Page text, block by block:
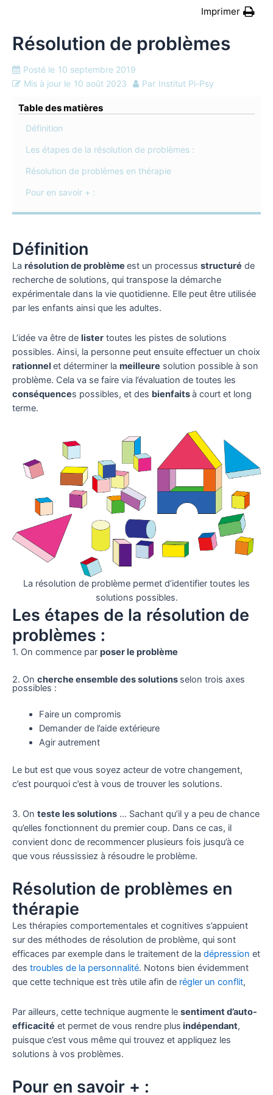
Imprimer
Résolution de problèmes
Posté le 10 septembre 2019
Mis à jour le 10 août 2023 Par Institut Pi-Psy
Table des matières
Définition
Les étapes de la résolution de problèmes :
Résolution de problèmes en thérapie
Pour en savoir + :
Définition
La résolution de problème est un processus structuré de
recherche de solutions, qui transpose la démarche
expérimentale dans la vie quotidienne. Elle peut être utilisée
par les enfants ainsi que les adultes.
L’idée va être de lister toutes les pistes de solutions
possibles. Ainsi, la personne peut ensuite effectuer un choix
rationnel et déterminer la meilleure solution possible à son
problème. Cela va se faire via l’évaluation de toutes les
conséquences possibles, et des bienfaitsà court et long
terme.
La résolution de problème permet d’identifier toutes les
solutions possibles.
Les étapes de la résolution de
problèmes :
1. On commence par poser le problème
2. On cherche ensemble des solutions selon trois axes
possibles :
Faire un compromis
Demander de l’aide extérieure
Agir autrement
Le but est que vous soyez acteur de votre changement,
c’est pourquoi c’est à vous de trouver les solutions.
3. On teste les solutions … Sachant qu’il y a peu de chance
qu’elles fonctionnent du premier coup. Dans ce cas, il
convient donc de recommencer plusieurs fois jusqu’à ce
que vous réussissiez à résoudre le problème.
Résolution de problèmes en
thérapie
Les thérapies comportementales et cognitives s’appuient
sur des méthodes de résolution de problème, qui sont
efficaces par exemple dans le traitement de la dépression et
des troubles de la personnalité. Notons bien évidemment
que cette technique est très utile afin de régler un conflit,
Par ailleurs, cette technique augmente le sentiment d’auto-
efficacité et permet de vous rendre plus indépendant,
puisque c’est vous même qui trouvez et appliquez les
solutions à vos problèmes.
Pour en savoir + :